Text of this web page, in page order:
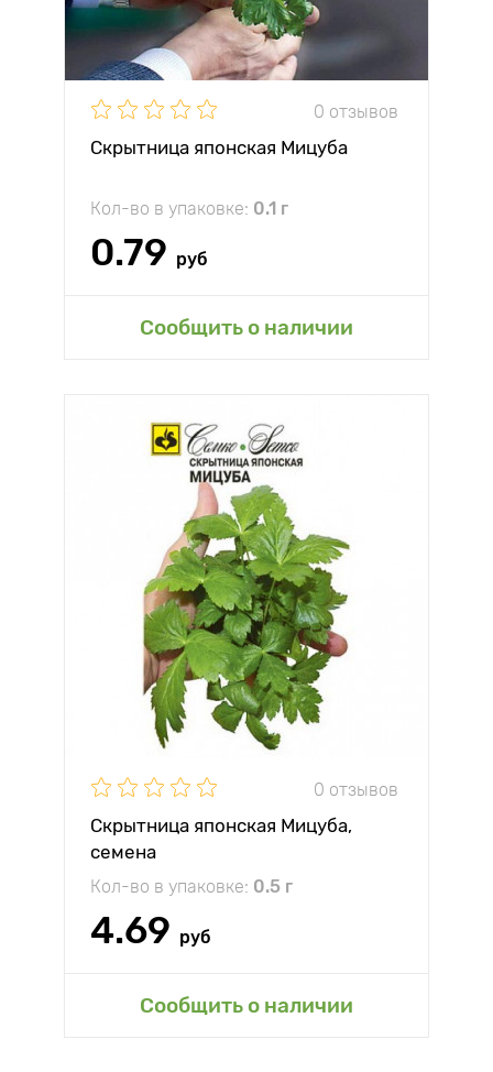
0 отзывов
Скрытница японская Мицуба
Кол-во в упаковке: 0.1 г
0.79 руб
Сообщить о наличии
0 отзывов
Скрытница японская Мицуба,
семена
Кол-во в упаковке: 0.5 г
4.69 руб
Сообщить о наличии